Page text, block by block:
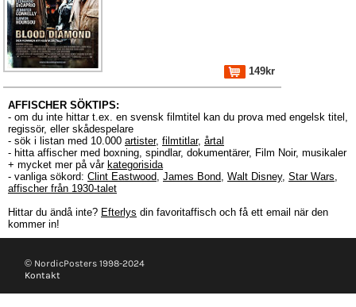
149kr
AFFISCHER SÖKTIPS:
- om du inte hittar t.ex. en svensk filmtitel kan du prova med engelsk titel,
regissör, eller skådespelare
- sök i listan med 10.000 artister, filmtitlar, årtal
- hitta affischer med boxning, spindlar, dokumentärer, Film Noir, musikaler
+ mycket mer på vår kategorisida
- vanliga sökord: Clint Eastwood, James Bond, Walt Disney, Star Wars,
affischer från 1930-talet
Hittar du ändå inte? Efterlys din favoritaffisch och få ett email när den
kommer in!
© NordicPosters 1998-2024
Kontakt